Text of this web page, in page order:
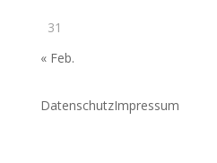
31
« Feb.
DatenschutzImpressum